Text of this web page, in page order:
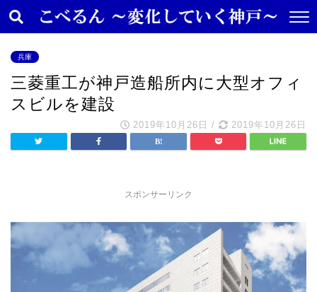
兵庫
三菱重工が神戸造船所内に大型オフィ
スビルを建設
2019年10月26日 / 2019年10月26日
スポンサーリンク